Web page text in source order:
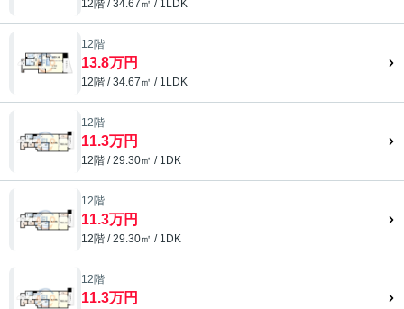
12階 / 34.67㎡ / 1LDK
12階
13.8万円
12階 / 34.67㎡ / 1LDK
12階
11.3万円
12階 / 29.30㎡ / 1DK
12階
11.3万円
12階 / 29.30㎡ / 1DK
12階
11.3万円